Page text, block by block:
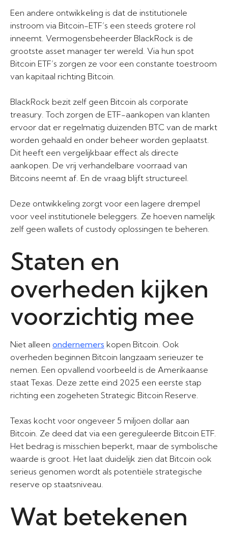
Een andere ontwikkeling is dat de institutionele
instroom via Bitcoin-ETF’s een steeds grotere rol
inneemt. Vermogensbeheerder BlackRock is de
grootste asset manager ter wereld. Via hun spot
Bitcoin ETF’s zorgen ze voor een constante toestroom
van kapitaal richting Bitcoin.
BlackRock bezit zelf geen Bitcoin als corporate
treasury. Toch zorgen de ETF-aankopen van klanten
ervoor dat er regelmatig duizenden BTC van de markt
worden gehaald en onder beheer worden geplaatst.
Dit heeft een vergelijkbaar effect als directe
aankopen. De vrij verhandelbare voorraad van
Bitcoins neemt af. En de vraag blijft structureel.
Deze ontwikkeling zorgt voor een lagere drempel
voor veel institutionele beleggers. Ze hoeven namelijk
zelf geen wallets of custody oplossingen te beheren.
Staten en
overheden kijken
voorzichtig mee
Niet alleen ondernemers kopen Bitcoin. Ook
overheden beginnen Bitcoin langzaam serieuzer te
nemen. Een opvallend voorbeeld is de Amerikaanse
staat Texas. Deze zette eind 2025 een eerste stap
richting een zogeheten Strategic Bitcoin Reserve.
Texas kocht voor ongeveer 5 miljoen dollar aan
Bitcoin. Ze deed dat via een gereguleerde Bitcoin ETF.
Het bedrag is misschien beperkt, maar de symbolische
waarde is groot. Het laat duidelijk zien dat Bitcoin ook
serieus genomen wordt als potentiële strategische
reserve op staatsniveau.
Wat betekenen